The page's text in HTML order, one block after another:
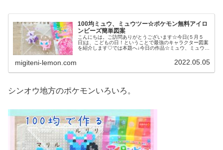
100均ミュウ、ミュウツー☆ポケモン無料アイロ
ンビーズ簡単図案
こんにちは。ご訪問ありがとうございます☆今日(５月５
日)は、こどもの日！ということで最強のキャラクター図案
を紹介します♡では本題へ↓今日の作品☆ミュウ、ミュウツ
migiteni-lemon.com 2022.05.05
シンオウ地方のポケモンいろいろ。